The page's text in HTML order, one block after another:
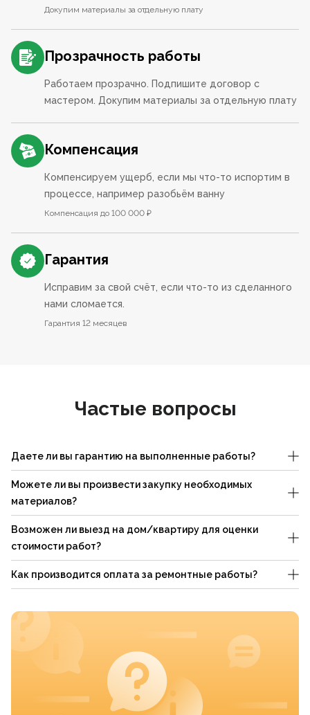
Докупим материалы за отдельную плату
Прозрачность работы
Работаем прозрачно. Подпишите договор с
мастером. Докупим материалы за отдельную плату
Компенсация
Компенсируем ущерб, если мы что-то испортим в
процессе, например разобьём ванну
Компенсация до 100 000 ₽
Гарантия
Исправим за свой счёт, если что-то из сделанного
нами сломается.
Гарантия 12 месяцев
Частые вопросы
Даете ли вы гарантию на выполненные работы?
Можете ли вы произвести закупку необходимых
материалов?
Возможен ли выезд на дом/квартиру для оценки
стоимости работ?
Как производится оплата за ремонтные работы?